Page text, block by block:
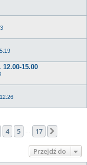
15.00
4 5 17
Przejdź do